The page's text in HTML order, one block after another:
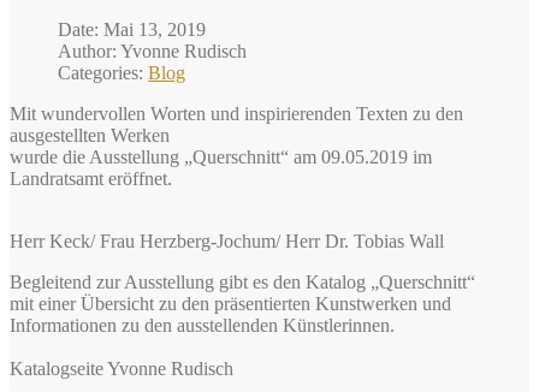
Date: Mai 13, 2019
Author: Yvonne Rudisch
Categories: Blog
Mit wundervollen Worten und inspirierenden Texten zu den
ausgestellten Werken
wurde die Ausstellung „Querschnitt“ am 09.05.2019 im
Landratsamt eröffnet.
Herr Keck/ Frau Herzberg-Jochum/ Herr Dr. Tobias Wall
Begleitend zur Ausstellung gibt es den Katalog „Querschnitt“
mit einer Übersicht zu den präsentierten Kunstwerken und
Informationen zu den ausstellenden Künstlerinnen.
Katalogseite Yvonne Rudisch